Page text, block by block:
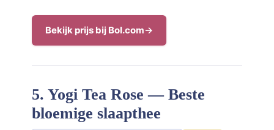
Bekijk prijs bij Bol.com
5. Yogi Tea Rose — Beste
bloemige slaapthee